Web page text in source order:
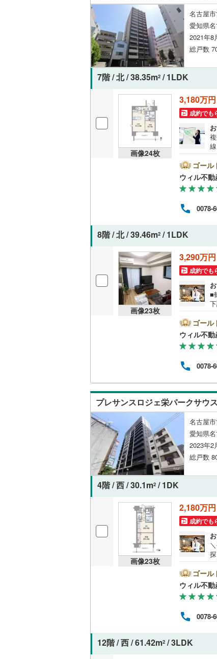
名古屋
愛知県
2021年8
総戸数
7階 / 北 / 38.35m2 / 1LDK
画像24枚
3,180万円
成約でも
ゴール
ウィル不
0078-
8階 / 北 / 39.46m2 / 1LDK
画像23枚
3,290万円
成約でも
■
ゴール
ウィル不
0078-
プレサンスロジェ栄パークサウス
名古屋
愛知県
2023年2
総戸数
4階 / 西 / 30.1m2 / 1DK
画像23枚
2,180万円
成約でも
◎
ゴール
ウィル不
0078-
12階 / 西 / 61.42m2 / 3LDK